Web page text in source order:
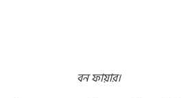
বন ফায়ার।